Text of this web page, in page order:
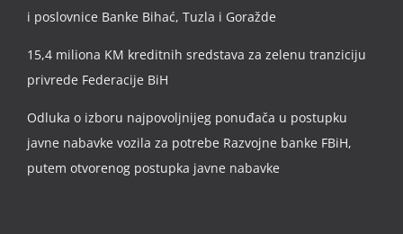
i poslovnice Banke Bihać, Tuzla i Goražde
15,4 miliona KM kreditnih sredstava za zelenu tranziciju
privrede Federacije BiH
Odluka o izboru najpovoljnijeg ponuđača u postupku
javne nabavke vozila za potrebe Razvojne banke FBiH,
putem otvorenog postupka javne nabavke